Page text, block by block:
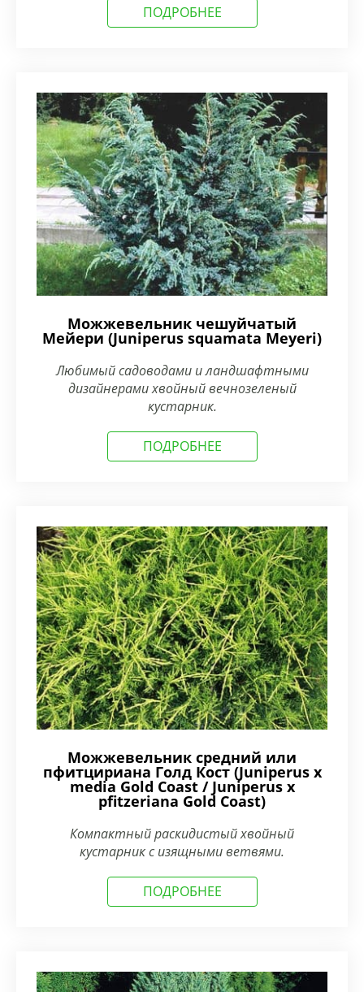
ПОДРОБНЕЕ
Можжевельник чешуйчатый
Мейери (Juniperus squamata Meyeri)
Любимый садоводами и ландшафтными
дизайнерами хвойный вечнозеленый
кустарник.
ПОДРОБНЕЕ
Можжевельник средний или
пфитцириана Голд Кост (Juniperus x
media Gold Coast / Juniperus x
pfitzeriana Gold Coast)
Компактный раскидистый хвойный
кустарник с изящными ветвями.
ПОДРОБНЕЕ